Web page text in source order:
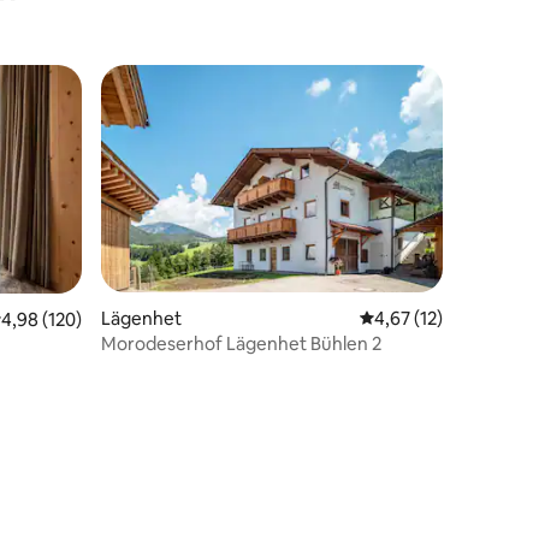
av 5 i genomsnittligt betyg, 120 omdömen
4,98 (120)
Lägenhet 4,67 av 5 i
4,67 (12)
Morodeserhof Lägenhet Bühlen 2